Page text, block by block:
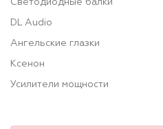
Светодиодные балки
DL Audio
Ангельские глазки
Ксенон
Усилители мощности